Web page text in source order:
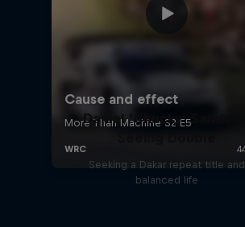
Daniel 'Chucky' Sanders:
Seeking a Dakar repeat title and
balanced life